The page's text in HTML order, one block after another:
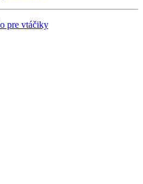
pre vtáčiky